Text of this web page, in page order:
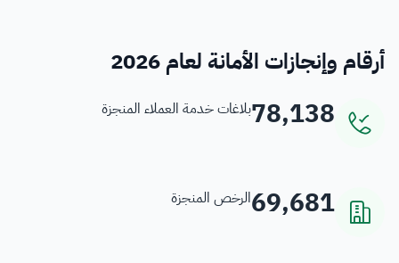
أرقام وإنجازات الأمانة لعام 2026
78,138بلاغات خدمة العملاء المنجزة
69,681الرخص المنجزة